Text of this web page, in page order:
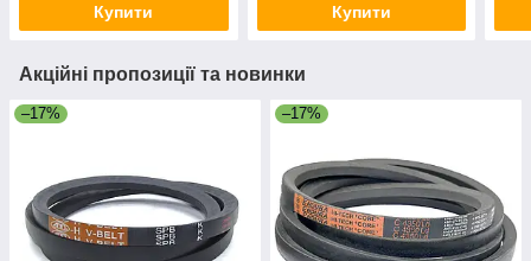
Купити Купити
Акційні пропозиції та новинки
–17% –17%